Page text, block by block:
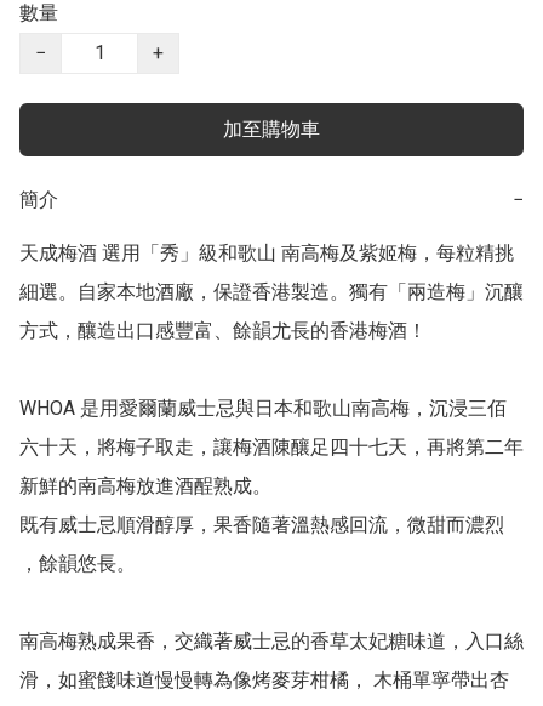
數量
−
+
加至購物車
簡介 −
天成梅酒 選用「秀」級和歌山 南高梅及紫姬梅，每粒精挑
細選。自家本地酒廠，保證香港製造。獨有「兩造梅」沉釀
方式，釀造出口感豐富、餘韻尤長的香港梅酒！
WHOA 是用愛爾蘭威士忌與日本和歌山南高梅，沉浸三佰
六十天，將梅子取走，讓梅酒陳釀足四十七天，再將第二年
新鮮的南高梅放進酒酲熟成。
既有威士忌順滑醇厚，果香隨著溫熱感回流，微甜而濃烈
，餘韻悠長。
南高梅熟成果香，交織著威士忌的香草太妃糖味道，入口絲
滑，如蜜餞味道慢慢轉為像烤麥芽柑橘， 木桶單寧帶出杏